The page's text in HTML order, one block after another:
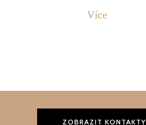
Více
ZOBRAZIT KONTAKTY